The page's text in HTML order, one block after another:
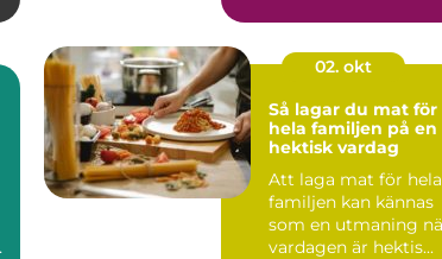
02. okt
Så lagar du mat för
hela familjen på en
hektisk vardag
Att laga mat för hela
familjen kan kännas
som en utmaning
vardagen är hektis...